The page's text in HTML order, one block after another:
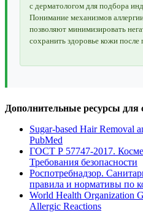
с дерматологом для подбора
Понимание механизмов
позволяют минимизировать
сохранить здоровье кожи после
Дополнительные ресурсы для
Sugar-based Hair Removal
PubMed
ГОСТ Р 57747-2017.
Требования безопасности
Роспотребнадзор.
правила и нормативы по
World Health Organization
Allergic Reactions